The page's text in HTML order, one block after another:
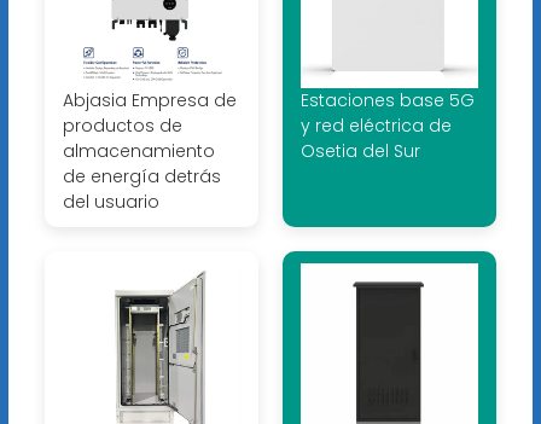
Abjasia Empresa de
productos de
almacenamiento
de energía detrás
del usuario
Estaciones base 5G
y red eléctrica de
Osetia del Sur